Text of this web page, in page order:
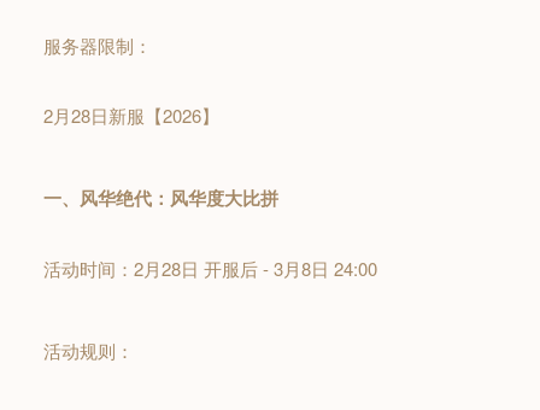
服务器限制：
2月28日新服【2026】
一、风华绝代：风华度大比拼
活动时间：2月28日 开服后 - 3月8日 24:00
活动规则：